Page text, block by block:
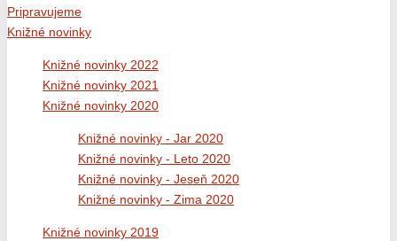
Pripravujeme
Knižné novinky
Knižné novinky 2022
Knižné novinky 2021
Knižné novinky 2020
Knižné novinky - Jar 2020
Knižné novinky - Leto 2020
Knižné novinky - Jeseň 2020
Knižné novinky - Zima 2020
Knižné novinky 2019